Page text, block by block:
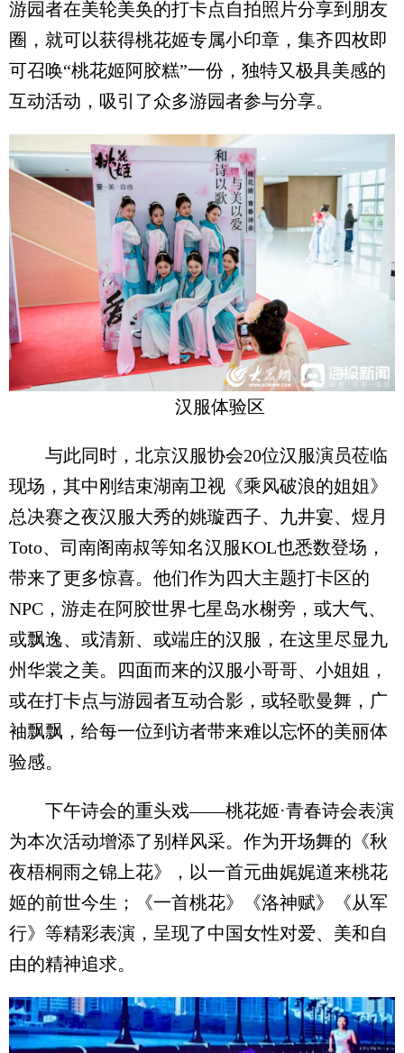
游园者在美轮美奂的打卡点自拍照片分享到朋友
圈，就可以获得桃花姬专属小印章，集齐四枚即
可召唤“桃花姬阿胶糕”一份，独特又极具美感的
互动活动，吸引了众多游园者参与分享。
汉服体验区
与此同时，北京汉服协会20位汉服演员莅临
现场，其中刚结束湖南卫视《乘风破浪的姐姐》
总决赛之夜汉服大秀的姚璇西子、九井宴、煜月
Toto、司南阁南叔等知名汉服KOL也悉数登场，
带来了更多惊喜。他们作为四大主题打卡区的
NPC，游走在阿胶世界七星岛水榭旁，或大气、
或飘逸、或清新、或端庄的汉服，在这里尽显九
州华裳之美。四面而来的汉服小哥哥、小姐姐，
或在打卡点与游园者互动合影，或轻歌曼舞，广
袖飘飘，给每一位到访者带来难以忘怀的美丽体
验感。
下午诗会的重头戏——桃花姬·青春诗会表演
为本次活动增添了别样风采。作为开场舞的《秋
夜梧桐雨之锦上花》，以一首元曲娓娓道来桃花
姬的前世今生；《一首桃花》《洛神赋》《从军
行》等精彩表演，呈现了中国女性对爱、美和自
由的精神追求。